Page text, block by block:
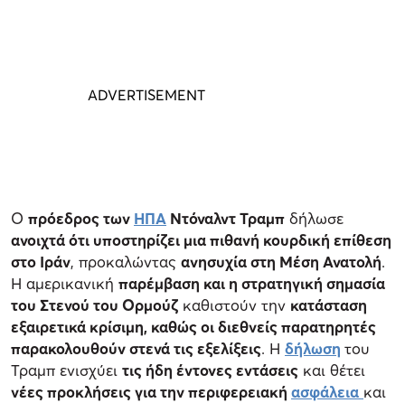
Ο πρόεδρος των ΗΠΑ Ντόναλντ Τραμπ δήλωσε
ανοιχτά ότι υποστηρίζει μια πιθανή κουρδική επίθεση
στο Ιράν, προκαλώντας ανησυχία στη Μέση Ανατολή.
Η αμερικανική παρέμβαση και η στρατηγική σημασία
του Στενού του Ορμούζ καθιστούν την κατάσταση
εξαιρετικά κρίσιμη, καθώς οι διεθνείς παρατηρητές
παρακολουθούν στενά τις εξελίξεις. Η δήλωση του
Τραμπ ενισχύει τις ήδη έντονες εντάσεις και θέτει
νέες προκλήσεις για την περιφερειακή ασφάλεια και